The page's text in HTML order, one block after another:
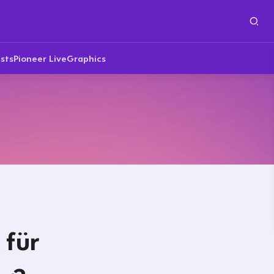
Pioneer LiveGraphics
für